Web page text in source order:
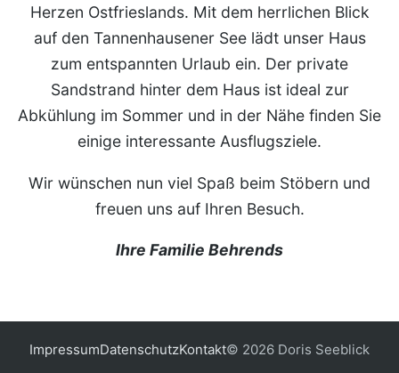
Herzen Ostfrieslands. Mit dem herrlichen Blick
auf den Tannenhausener See lädt unser Haus
zum entspannten Urlaub ein. Der private
Sandstrand hinter dem Haus ist ideal zur
Abkühlung im Sommer und in der Nähe finden Sie
einige interessante Ausflugsziele.
Wir wünschen nun viel Spaß beim Stöbern und
freuen uns auf Ihren Besuch.
Ihre Familie Behrends
ImpressumDatenschutzKontakt© 2026 Doris Seeblick